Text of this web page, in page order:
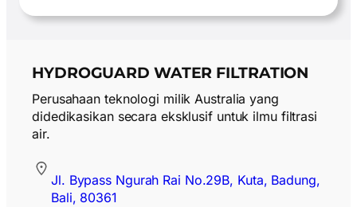
Electric
HYDROGUARD WATER FILTRATION
Perusahaan teknologi milik Australia yang
didedikasikan secara eksklusif untuk ilmu filtrasi
air.
Jl. Bypass Ngurah Rai No.29B, Kuta, Badung,
Bali, 80361